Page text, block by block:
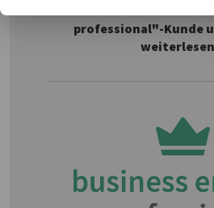
professional"-Kunde